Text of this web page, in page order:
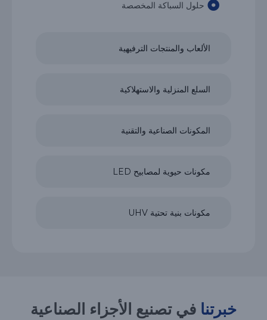
الألعاب والمنتجات الترفيهية
السلع المنزلية والاستهلاكية
المكونات الصناعية والتقنية
مكونات حيوية لمصابيح LED
مكونات بنية تحتية UHV
حلول السباكة المخصصة
خبرتنا في تصنيع الأجزاء الصناعية